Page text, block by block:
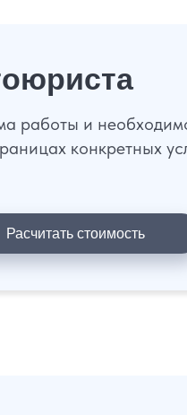
работы и
конкретных
Расчитать стоимость